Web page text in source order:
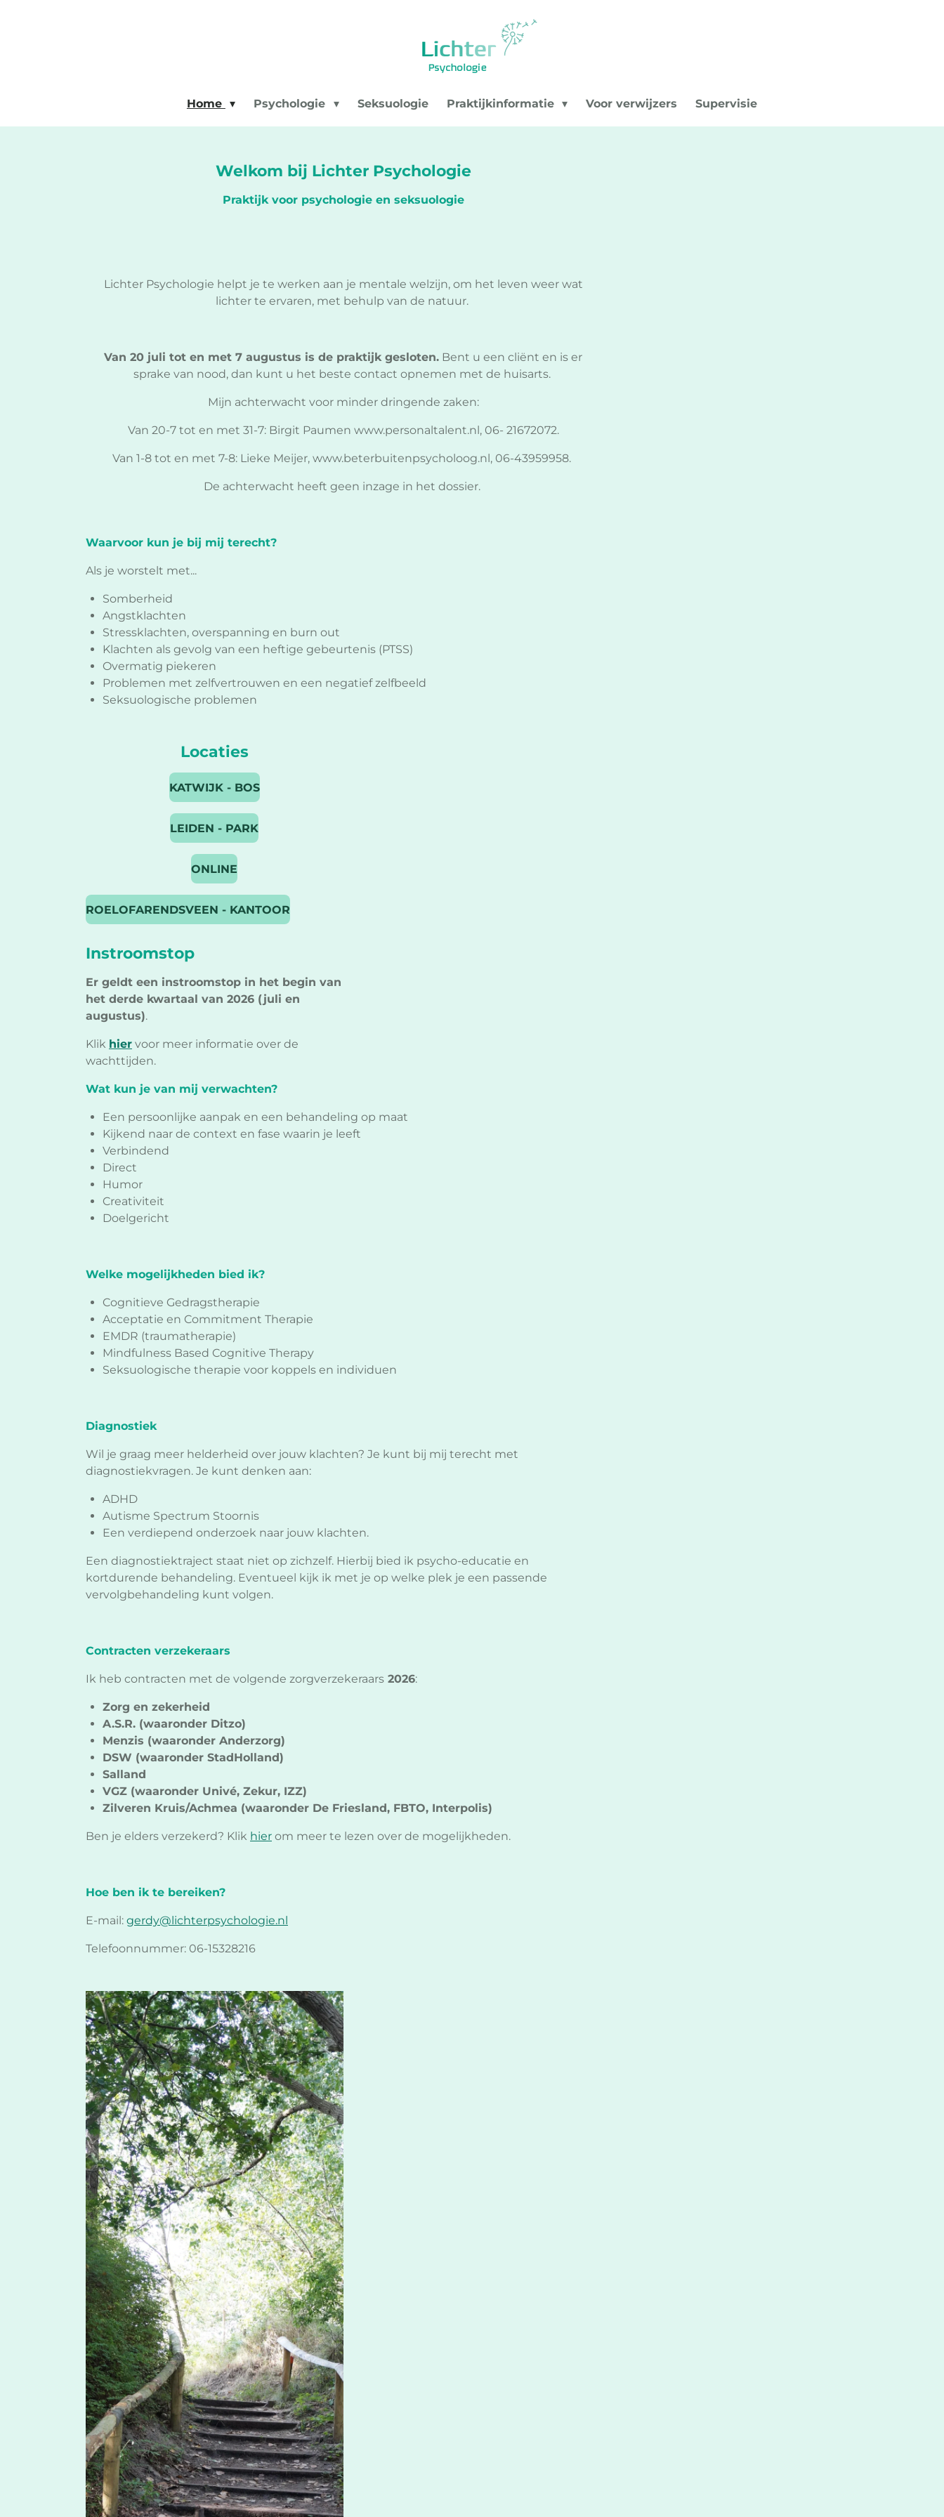
Home Psychologie Seksuologie Praktijkinformatie Voor verwijzers Supervisie
Welkom bij Lichter Psychologie
Praktijk voor psychologie en seksuologie
Lichter Psychologie helpt je te werken aan je mentale welzijn, om het leven weer wat
lichter te ervaren, met behulp van de natuur.
Van 20 juli tot en met 7 augustus is de praktijk gesloten. Bent u een cliënt en is er
sprake van nood, dan kunt u het beste contact opnemen met de huisarts.
Mijn achterwacht voor minder dringende zaken:
Van 20-7 tot en met 31-7: Birgit Paumen www.personaltalent.nl, 06- 21672072.
Van 1-8 tot en met 7-8: Lieke Meijer, www.beterbuitenpsycholoog.nl, 06-43959958.
De achterwacht heeft geen inzage in het dossier.
Waarvoor kun je bij mij terecht?
Als je worstelt met...
Somberheid
Angstklachten
Stressklachten, overspanning en burn out
Klachten als gevolg van een heftige gebeurtenis (PTSS)
Overmatig piekeren
Problemen met zelfvertrouwen en een negatief zelfbeeld
Seksuologische problemen
Locaties
KATWIJK - BOS
LEIDEN - PARK
ONLINE
ROELOFARENDSVEEN - KANTOOR
Instroomstop
Er geldt een instroomstop in het begin van
het derde kwartaal van 2026 (juli en
augustus).
Klik hier voor meer informatie over de
wachttijden.
Wat kun je van mij verwachten?
Een persoonlijke aanpak en een behandeling op maat
Kijkend naar de context en fase waarin je leeft
Verbindend
Direct
Humor
Creativiteit
Doelgericht
Welke mogelijkheden bied ik?
Cognitieve Gedragstherapie
Acceptatie en Commitment Therapie
EMDR (traumatherapie)
Mindfulness Based Cognitive Therapy
Seksuologische therapie voor koppels en individuen
Diagnostiek
Wil je graag meer helderheid over jouw klachten? Je kunt bij mij terecht met
diagnostiekvragen. Je kunt denken aan:
ADHD
Autisme Spectrum Stoornis
Een verdiepend onderzoek naar jouw klachten.
Een diagnostiektraject staat niet op zichzelf. Hierbij bied ik psycho-educatie en
kortdurende behandeling. Eventueel kijk ik met je op welke plek je een passende
vervolgbehandeling kunt volgen.
Contracten verzekeraars
Ik heb contracten met de volgende zorgverzekeraars 2026:
Zorg en zekerheid
A.S.R. (waaronder Ditzo)
Menzis (waaronder Anderzorg)
DSW (waaronder StadHolland)
Salland
VGZ (waaronder Univé, Zekur, IZZ)
Zilveren Kruis/Achmea (waaronder De Friesland, FBTO, Interpolis)
Ben je elders verzekerd? Klik hier om meer te lezen over de mogelijkheden.
Hoe ben ik te bereiken?
E-mail: gerdy@lichterpsychologie.nl
Telefoonnummer: 06-15328216